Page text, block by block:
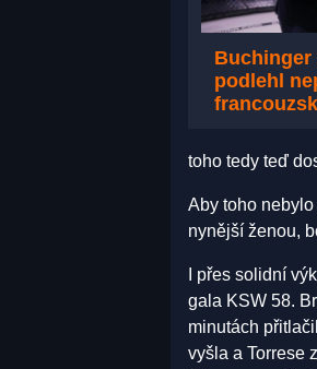
Buchinger
podlehl
toho tedy teď
Aby toho
nynější ženou,
I přes solidní
gala KSW 58.
minutách
vyšla a Torrese